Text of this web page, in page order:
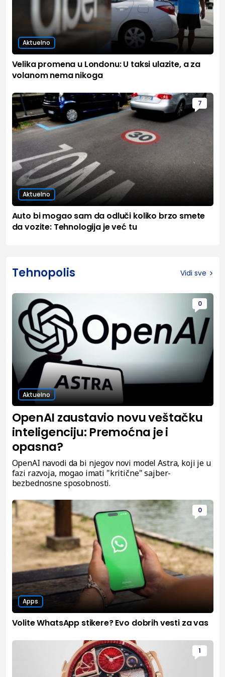
Aktuelno
Velika promena u Londonu: U taksi ulazite, a za
volanom nema nikoga
7
Aktuelno
Auto bi mogao sam da odluči koliko brzo smete
da vozite: Tehnologija je već tu
Tehnopolis Vidi sve
0
Aktuelno
OpenAI zaustavio novu veštačku
inteligenciju: Premoćna je i
opasna?
OpenAI navodi da bi njegov novi model Astra, koji je u
fazi razvoja, mogao imati "kritične" sajber-
bezbednosne sposobnosti.
0
Apps
Volite WhatsApp stikere? Evo dobrih vesti za vas
1